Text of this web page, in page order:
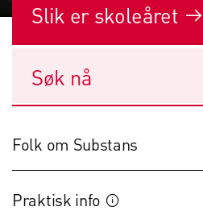
Slik er skoleåret 
Søk nå
Folk om Substans
Praktisk info 